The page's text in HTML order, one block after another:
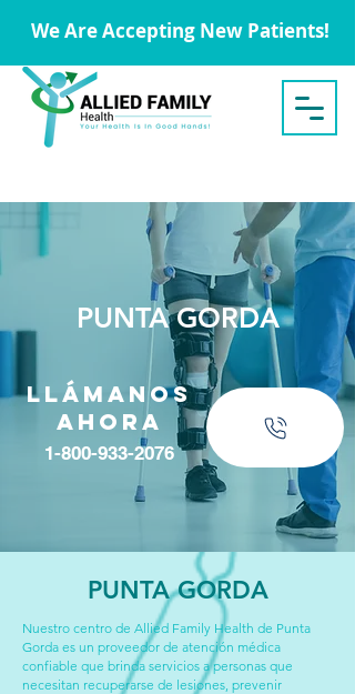
We Are Accepting New Patients!
PUNTA GORDA
Llámanos
ahora
1-800-933-2076
PUNTA GORDA
Nuestro centro de Allied Family Health de Punta
Gorda es un proveedor de atención médica
confiable que brinda servicios a personas que
necesitan recuperarse de lesiones, prevenir